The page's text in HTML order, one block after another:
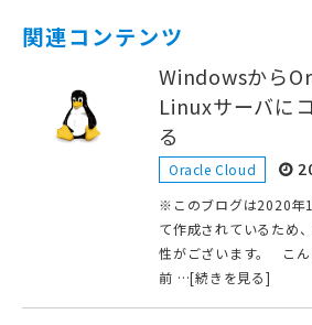
関連コンテンツ
Windowsから
Linuxサーバに
る
Oracle Cloud
※このブログは2020年
て作成されているため
性がございます。 こん
前 …[続きを見る]